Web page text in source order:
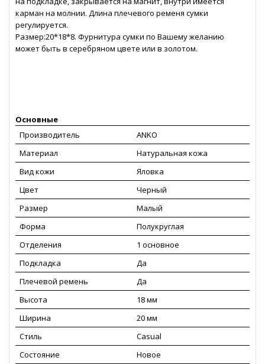
карман на молнии. Длина плечевого ременя сумки
регулируется.
Размер:20*18*8. Фурнитура сумки по Вашему желанию
может быть в серебряном цвете или в золотом.
Основные
Производитель
ANKO
Материал
Натуральная кожа
Вид кожи
Яловка
Цвет
Черный
Размер
Малый
Форма
Полукруглая
Отделения
1 основное
Подкладка
Да
Плечевой ремень
Да
Высота
18 мм
Ширина
20 мм
Стиль
Casual
Состояние
Новое